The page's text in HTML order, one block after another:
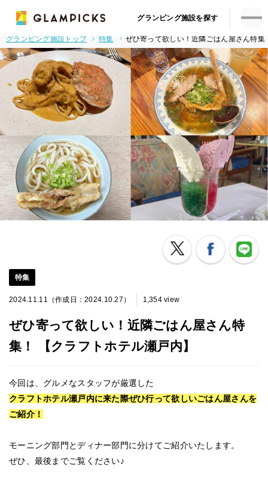
グランピング施設を探す
グランピング施設トップ 特集 ぜひ寄って欲しい！近隣ごはん屋さん特
特集
2024.11.11（作成日：2024.10.27） 1,354 view
ぜひ寄って欲しい！近隣ごはん屋さん特
集！ 【クラフトホテル瀬戸内】
今回は、グルメなスタッフが厳選した
クラフトホテル瀬戸内に来た際ぜひ行って欲しいごはん屋さんを
ご紹介！
モーニング部門とディナー部門に分けてご紹介いたします。
ぜひ、最後までご覧ください♪